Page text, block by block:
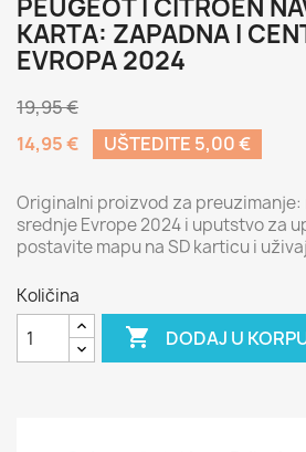
PEUGEOT I CITROEN
KARTA: ZAPADNA I
EVROPA 2024
19,95 €
14,95 €
UŠTEDITE 5,00 €
Originalni proizvod za preuzimanje:
srednje Evrope 2024 i uputstvo za
postavite mapu na SD karticu i
Količina
 DODAJ U